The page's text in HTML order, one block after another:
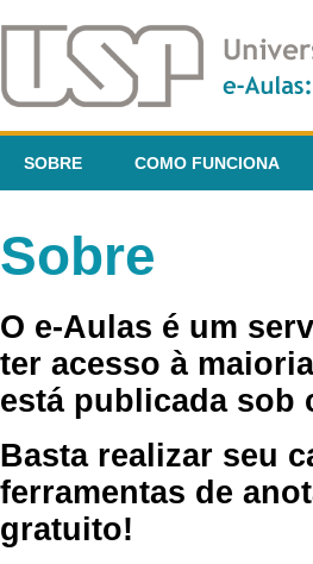
SOBRE COMO FUNCIONA
Sobre
O e-Aulas é um
ter acesso à
está publicada sob
Basta realizar seu
ferramentas de
gratuito!